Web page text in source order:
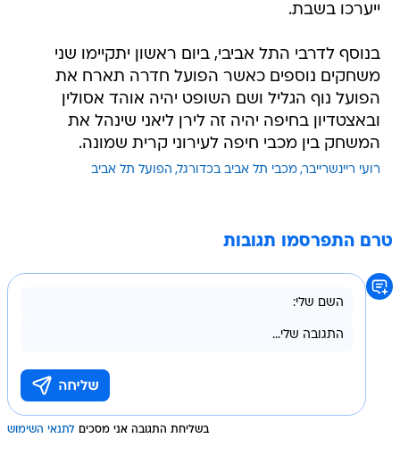
ייערכו בשבת.
בנוסף לדרבי התל אביבי, ביום ראשון יתקיימו שני
משחקים נוספים כאשר הפועל חדרה תארח את
הפועל נוף הגליל ושם השופט יהיה אוהד אסולין
ובאצטדיון בחיפה יהיה זה לירן ליאני שינהל את
המשחק בין מכבי חיפה לעירוני קרית שמונה.
רועי ריינשרייבר מכבי תל אביב בכדורגל הפועל תל אביב
טרם התפרסמו תגובות
בשליחת התגובה אני מסכים לתנאי השימוש